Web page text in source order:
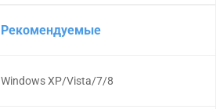
Рекомендуемые
Windows XP/Vista/7/8